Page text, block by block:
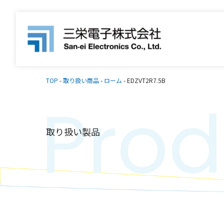
TOP -取り扱い商品- ローム -EDZVT2R7.5B
取り扱い製品